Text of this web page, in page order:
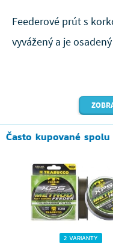
Feederové prút s
vyvážený a je
Často kupované
2 VARIANTY